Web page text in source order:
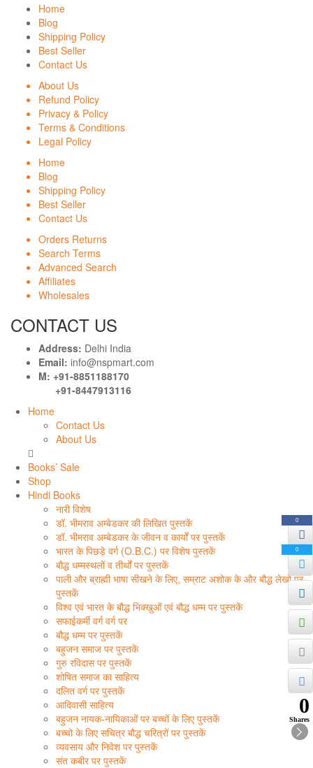
Home
Blog
Shipping Policy
Best Seller
Contact Us
About Us
Refund Policy
Privacy & Policy
Terms & Conditions
Legal Policy
Home
Blog
Shipping Policy
Best Seller
Contact Us
Orders Returns
Search Terms
Advanced Search
Affiliates
Wholesales
CONTACT US
Address: Delhi India
Email: info@nspmart.com
M: +91-8851188170
+91-8447913116
Home
Contact Us
About Us
Books’ Sale
Shop
Hindi Books
नारी विशेष
डॉ. भीमराव अम्बेडकर की लिखित पुस्तकें
डॉ. भीमराव अम्बेडकर के जीवन व कार्यों पर पुस्तकें
भारत के पिछड़े वर्ग (O.B.C.) पर विशेष पुस्तकें
बौद्ध धम्मस्थलों व तीर्थों पर पुस्तकें
पाली और ब्राह्मी भाषा सीखने के लिए, सम्राट अशोक के और बौद्ध लेखों पर
पुस्तकें
विश्व एवं भारत के बौद्ध भिक्खुओं एवं बौद्ध धम्म पर पुस्तकें
सफाईकर्मी वर्ग वर्ग पर
बौद्ध धम्म पर पुस्तकें
बहुजन समाज पर पुस्तकें
गुरु रविदास पर पुस्तकें
शोषित समाज का साहित्य
दलित वर्ग पर पुस्तकें
आदिवासी साहित्य
बहुजन नायक-नायिकाओं पर बच्चों के लिए पुस्तकें
बच्चो के लिए सचित्र बौद्ध चरित्रों पर पुस्तकें
व्यवसाय और निवेश पर पुस्तकें
संत कबीर पर पुस्तकें
0
0
0
Shares